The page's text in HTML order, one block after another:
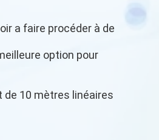
a faire procéder à de
option pour
10 mètres linéaires